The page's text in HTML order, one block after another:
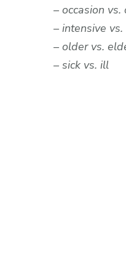
– occasion
– intensive
– older vs.
– sick vs. ill